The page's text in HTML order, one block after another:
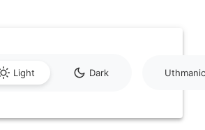
Light Dark Uthmanic